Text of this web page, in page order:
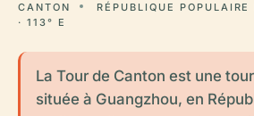
CANTON RÉPUBLIQUE POPULAIRE
· 113° E
La Tour de Canton est une
située à Guangzhou, en